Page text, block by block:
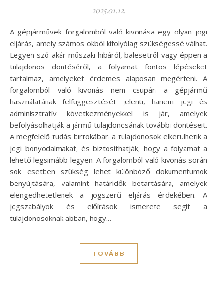
2025.01.12.
A gépjárművek forgalomból való kivonása egy olyan jogi
eljárás, amely számos okból kifolyólag szükségessé válhat.
Legyen szó akár műszaki hibáról, balesetről vagy éppen a
tulajdonos döntéséről, a folyamat fontos lépéseket
tartalmaz, amelyeket érdemes alaposan megérteni. A
forgalomból való kivonás nem csupán a gépjármű
használatának felfüggesztését jelenti, hanem jogi és
adminisztratív következményekkel is jár, amelyek
befolyásolhatják a jármű tulajdonosának további döntéseit.
A megfelelő tudás birtokában a tulajdonosok elkerülhetik a
jogi bonyodalmakat, és biztosíthatják, hogy a folyamat a
lehető legsimább legyen. A forgalomból való kivonás során
sok esetben szükség lehet különböző dokumentumok
benyújtására, valamint határidők betartására, amelyek
elengedhetetlenek a jogszerű eljárás érdekében. A
jogszabályok és előírások ismerete segít a
tulajdonosoknak abban, hogy…
TOVÁBB